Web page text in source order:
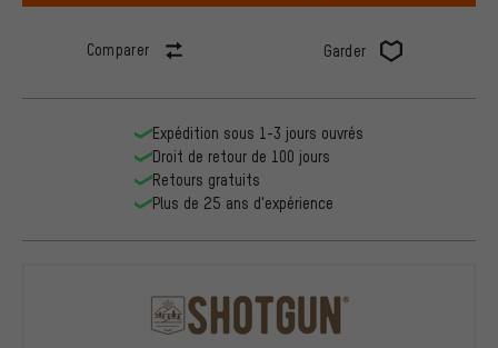
Comparer Garder
Expédition sous 1-3 jours ouvrés
Droit de retour de 100 jours
Retours gratuits
Plus de 25 ans d'expérience